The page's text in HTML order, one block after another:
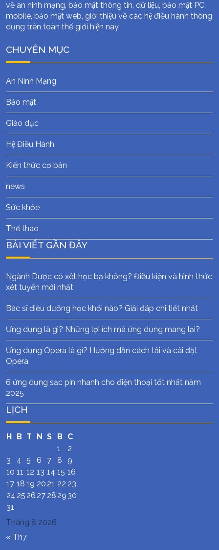
về an ninh mạng, bảo mật thông tin, dữ liệu, bảo mật PC,
mobile, bảo mật web, giới thiệu về các hệ điều hành thông
dụng trên toàn thế giới hiện nay
CHUYÊN MỤC
An Ninh Mạng
Bảo mật
Giáo dục
Hệ Điều Hành
Kiến thức cơ bản
news
Sức khỏe
Thể thao
BÀI VIẾT GẦN ĐÂY
Ngành Dược có xét học bạ không? Điều kiện và hình thức
xét tuyển mới nhất
Bác sĩ điều dưỡng học khối nào? Giải đáp chi tiết nhất
Ứng dụng là gì? Những lợi ích mà ứng dụng mang lại?
Ứng dụng Opera là gì? Hướng dẫn cách tải và cài đặt
Opera
6 ứng dụng sạc pin nhanh cho điện thoại tốt nhất năm
2025
LỊCH
Tháng 8 2026
H B T N S B C
1
2
3
4 5 6 7 8
9
10 11 12 13 14 15 16
17 18 19 20 21 22 23
24 25 26 27 28 29 30
31
« Th7